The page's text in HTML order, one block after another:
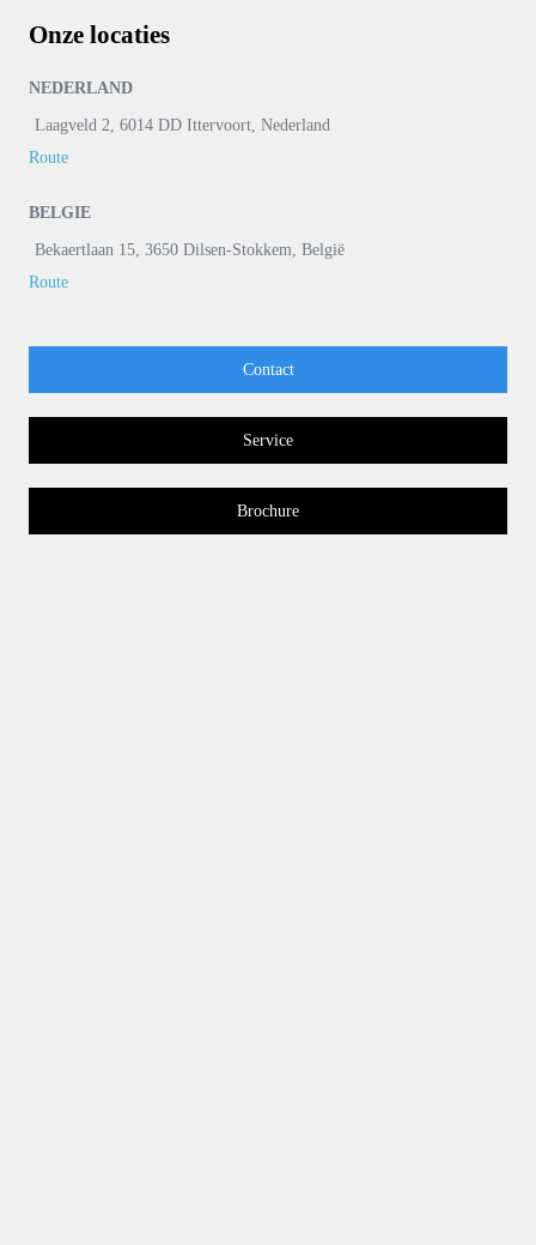
Onze locaties
NEDERLAND
Laagveld 2, 6014 DD Ittervoort, Nederland
Route
BELGIE
Bekaertlaan 15, 3650 Dilsen-Stokkem, België
Route
Contact
Service
Brochure